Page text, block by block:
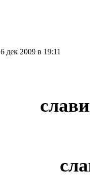
6 дек 2009 в 19:11